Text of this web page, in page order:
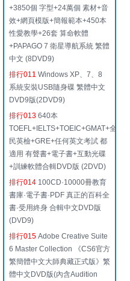
+3850個 字型+24萬個 素材+音
效+網頁模版+簡報範本+450本
性愛教學+26套 算命軟體
+PAPAGO 7 衛星導航系統 繁體
中文 (8DVD9)
排行011 Windows XP、7、8
系統安裝USB隨身碟 繁體中文
DVD9版(2DVD9)
排行013 640本
TOEFL+IELTS+TOEIC+GMAT+全
民英檢+GRE+任何英文考試 都
適用 有聲書+電子書+互動光碟
+訓練軟體合輯DVD版 (2DVD)
排行014 100CD·10000冊教育
書庫·電子書·PDF 真正的百科全
書·受用終身 合輯中文DVD版
(DVD9)
排行015 Adobe Creative Suite
6 Master Collection 《CS6官方
繁簡體中文大師典藏正式版》繁
體中文DVD版(內含Audition